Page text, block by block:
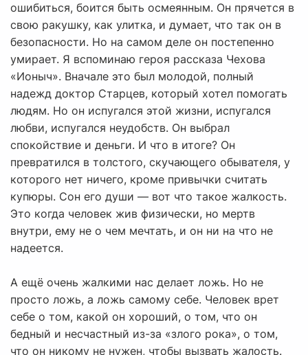
ошибиться, боится быть осмеянным. Он прячется в
свою ракушку, как улитка, и думает, что так он в
безопасности. Но на самом деле он постепенно
умирает. Я вспоминаю героя рассказа Чехова
«Ионыч». Вначале это был молодой, полный
надежд доктор Старцев, который хотел помогать
людям. Но он испугался этой жизни, испугался
любви, испугался неудобств. Он выбрал
спокойствие и деньги. И что в итоге? Он
превратился в толстого, скучающего обывателя, у
которого нет ничего, кроме привычки считать
купюры. Сон его души — вот что такое жалкость.
Это когда человек жив физически, но мертв
внутри, ему не о чем мечтать, и он ни на что не
надеется.
А ещё очень жалкими нас делает ложь. Но не
просто ложь, а ложь самому себе. Человек врет
себе о том, какой он хороший, о том, что он
бедный и несчастный из-за «злого рока», о том,
что он никому не нужен, чтобы вызвать жалость.